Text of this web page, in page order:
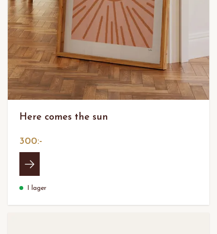
Here comes the sun
300:-
I lager